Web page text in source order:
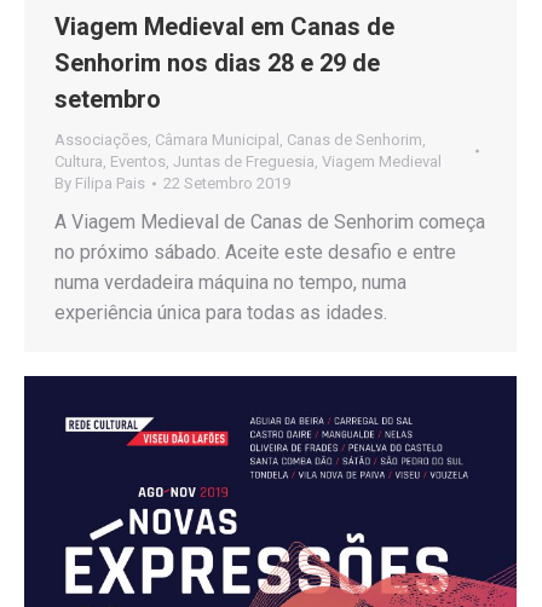
Viagem Medieval em Canas de
Senhorim nos dias 28 e 29 de
setembro
Associações Câmara Municipal Canas de Senhorim
Cultura Eventos Juntas de Freguesia Viagem Medieval
By Filipa Pais 22 Setembro 2019
A Viagem Medieval de Canas de Senhorim começa
no próximo sábado. Aceite este desafio e entre
numa verdadeira máquina no tempo, numa
experiência única para todas as idades.